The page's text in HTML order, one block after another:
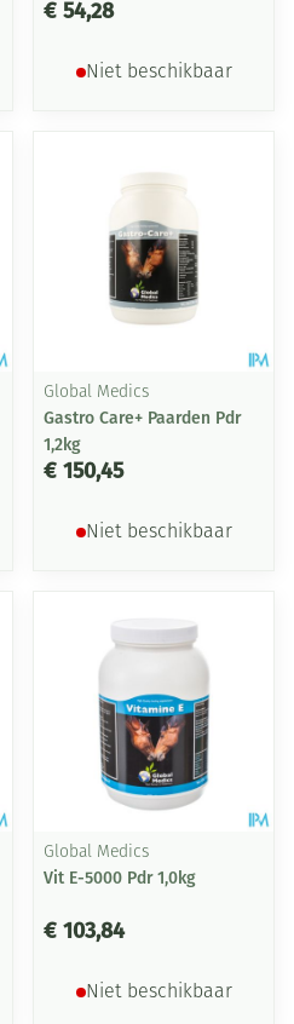
€ 54,28
Niet beschikbaar
Global Medics
Gastro Care+ Paarden Pdr
1,2kg
€ 150,45
Niet beschikbaar
Global Medics
Vit E-5000 Pdr 1,0kg
€ 103,84
Niet beschikbaar